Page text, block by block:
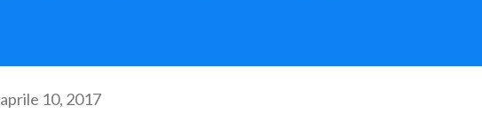
aprile 10, 2017